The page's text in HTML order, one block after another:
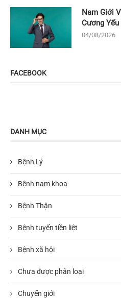
Nam Giới
Cương
04/08/2026
FACEBOOK
DANH MỤC
Bệnh Lý
Bệnh nam khoa
Bệnh Thận
Bệnh tuyến tiền liệt
Bệnh xã hội
Chưa được phân loại
Chuyển giới